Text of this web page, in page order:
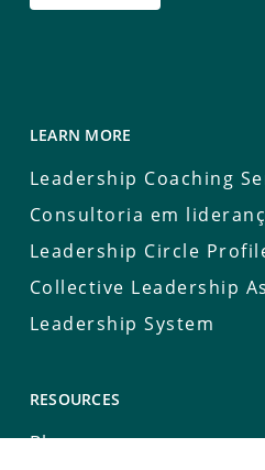
LEARN MORE
Leadership Coaching
Consultoria em
Leadership Circle
Collective Leadership
Leadership System
RESOURCES
Blog